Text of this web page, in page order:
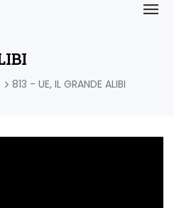
813 - UE, IL GRANDE ALIBI